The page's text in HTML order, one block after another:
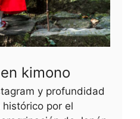
kimono
y profundidad
por el